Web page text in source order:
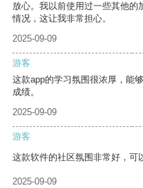
放心。我以前使用过一些其他的
情况，这让我非常担心。
2025-09-09
游客
这款app的学习氛围很浓厚，能
成绩。
2025-09-09
游客
这款软件的社区氛围非常好，可
2025-09-09